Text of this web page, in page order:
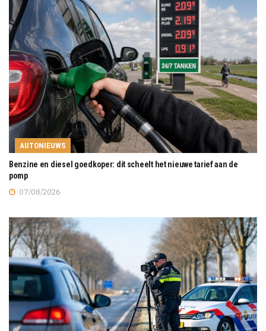
AUTONIEUWS
Benzine en diesel goedkoper: dit scheelt het nieuwe tarief aan de
pomp
07/08/2026